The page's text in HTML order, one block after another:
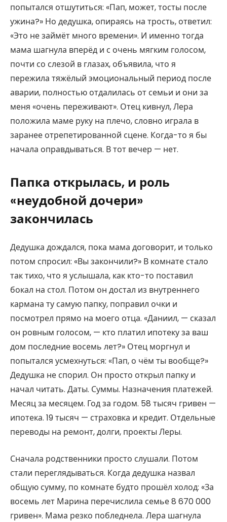
попытался отшутиться: «Пап, может, тосты после
ужина?» Но дедушка, опираясь на трость, ответил:
«Это не займёт много времени». И именно тогда
мама шагнула вперёд и с очень мягким голосом,
почти со слезой в глазах, объявила, что я
пережила тяжёлый эмоциональный период после
аварии, полностью отдалилась от семьи и они за
меня «очень переживают». Отец кивнул, Лера
положила маме руку на плечо, словно играла в
заранее отрепетированной сцене. Когда-то я бы
начала оправдываться. В тот вечер — нет.
Папка открылась, и роль
«неудобной дочери»
закончилась
Дедушка дождался, пока мама договорит, и только
потом спросил: «Вы закончили?» В комнате стало
так тихо, что я услышала, как кто-то поставил
бокал на стол. Потом он достал из внутреннего
кармана ту самую папку, поправил очки и
посмотрел прямо на моего отца. «Даниил, — сказал
он ровным голосом, — кто платил ипотеку за ваш
дом последние восемь лет?» Отец моргнул и
попытался усмехнуться: «Пап, о чём ты вообще?»
Дедушка не спорил. Он просто открыл папку и
начал читать. Даты. Суммы. Назначения платежей.
Месяц за месяцем. Год за годом. 58 тысяч гривен —
ипотека. 19 тысяч — страховка и кредит. Отдельные
переводы на ремонт, долги, проекты Леры.
Сначала родственники просто слушали. Потом
стали переглядываться. Когда дедушка назвал
общую сумму, по комнате будто прошёл холод: «За
восемь лет Марина перечислила семье 8 670 000
гривен». Мама резко побледнела. Лера шагнула